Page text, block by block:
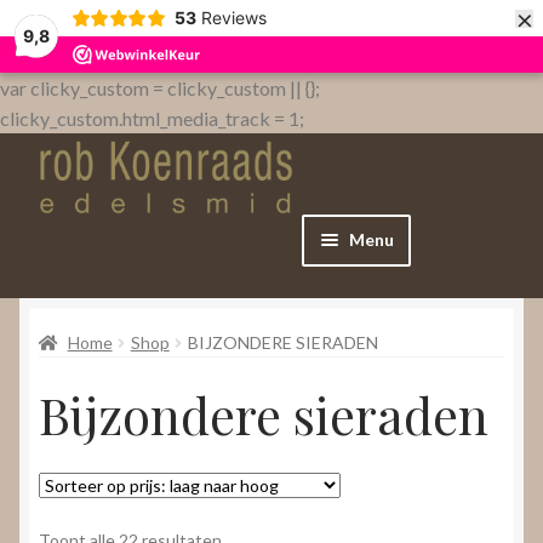
9,8
53 Reviews ×
var clicky_custom = clicky_custom || {};
clicky_custom.html_media_track = 1;
Menu
Home
Over
Contact
Home Shop BIJZONDERE SIERADEN
Bijzondere sieraden